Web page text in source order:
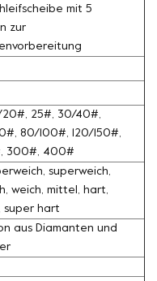
mit 5
zur
20#, 25#, 30/40#,
80/100#, 120/150#,
300#, 400#
superweich,
weich, mittel, hart,
super hart
aus Diamanten und